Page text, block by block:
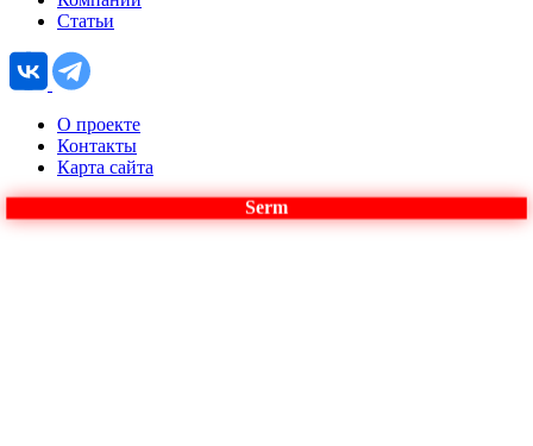
Статьи
О проекте
Контакты
Карта сайта
Serm